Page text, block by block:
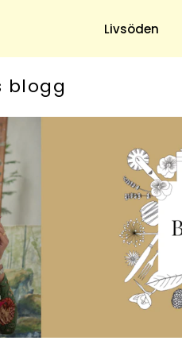
Livsöden
& Trädgård
& Dryck
& Antikt
- Gör Det Själv
blogg